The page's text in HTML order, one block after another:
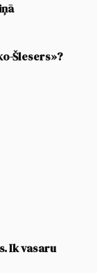
Šlesers»?
Ik vasaru